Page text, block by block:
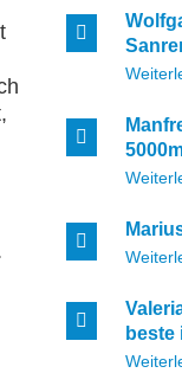
beste